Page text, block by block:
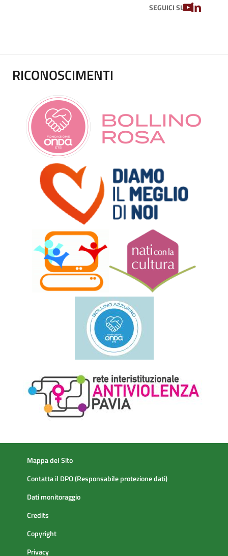
SEGUICI SUYOUTUBE
LINKEDIN
RICONOSCIMENTI
Mappa del Sito
Contatta il DPO (Responsabile protezione dati)
Dati monitoraggio
Credits
Copyright
Privacy